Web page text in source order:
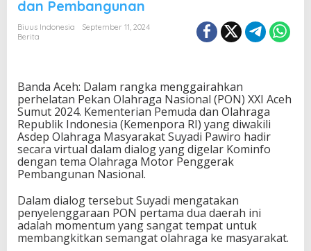
,
i
P
a
w
r
o
Y
k
i
n
i
dan Pembangunan
Biuus Indonesia
September 11, 2024
Berita
Banda Aceh: Dalam rangka menggairahkan
perhelatan Pekan Olahraga Nasional (PON) XXI Aceh
Sumut 2024. Kementerian Pemuda dan Olahraga
Republik Indonesia (Kemenpora RI) yang diwakili
Asdep Olahraga Masyarakat Suyadi Pawiro hadir
secara virtual dalam dialog yang digelar Kominfo
dengan tema Olahraga Motor Penggerak
Pembangunan Nasional.
Dalam dialog tersebut Suyadi mengatakan
penyelenggaraan PON pertama dua daerah ini
adalah momentum yang sangat tempat untuk
membangkitkan semangat olahraga ke masyarakat.